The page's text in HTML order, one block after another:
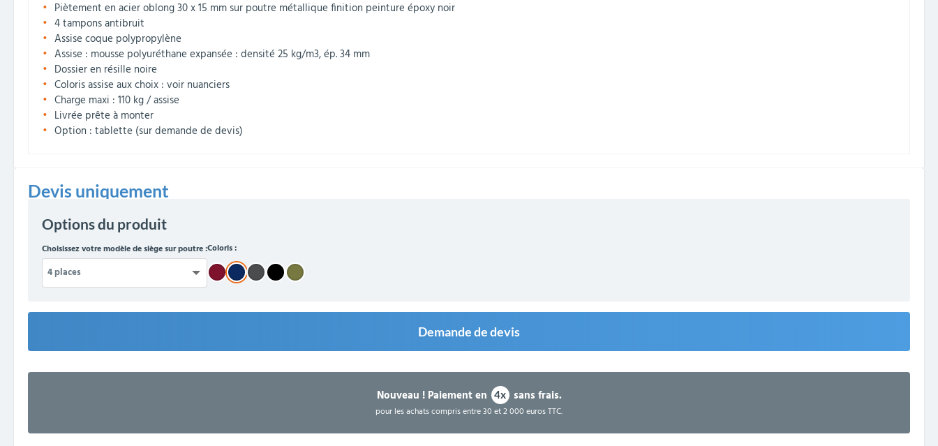
Devis uniquement
Options du produit
Choisissez votre modèle de siège sur poutre :Coloris :
Demande de devis
Nouveau !Paiement en 4x sans frais.
pour les achats compris entre 30 et 2 000 euros TTC.
Piètement en acier oblong 30 x 15 mm sur poutre métallique finition peinture époxy noir
4 tampons antibruit
Assise coque polypropylène
Assise : mousse polyuréthane expansée : densité 25 kg/m3, ép. 34 mm
Dossier en résille noire
Coloris assise aux choix : voir nuanciers
Charge maxi : 110 kg / assise
Livrée prête à monter
Option : tablette (sur demande de devis)